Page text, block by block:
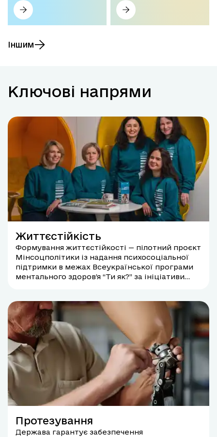
Іншим
Ключові напрями
Життєстійкість
Формування життєстійкості — пілотний проєкт
Мінсоцполітики із надання психосоціальної
підтримки в межах Всеукраїнської програми
ментального здоров’я “Ти як?” за ініціативи
Протезування
Держава гарантує забезпечення